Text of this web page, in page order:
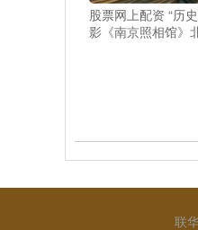
股票网上配资 “历
影《南京照相馆》
联